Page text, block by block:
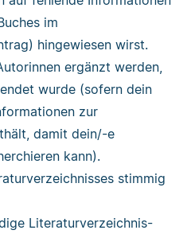
im
hingewiesen wirst.
ergänzt werden,
wurde (sofern dein
zur
damit dein/-e
kann).
stimmig
Literaturverzeichnis-